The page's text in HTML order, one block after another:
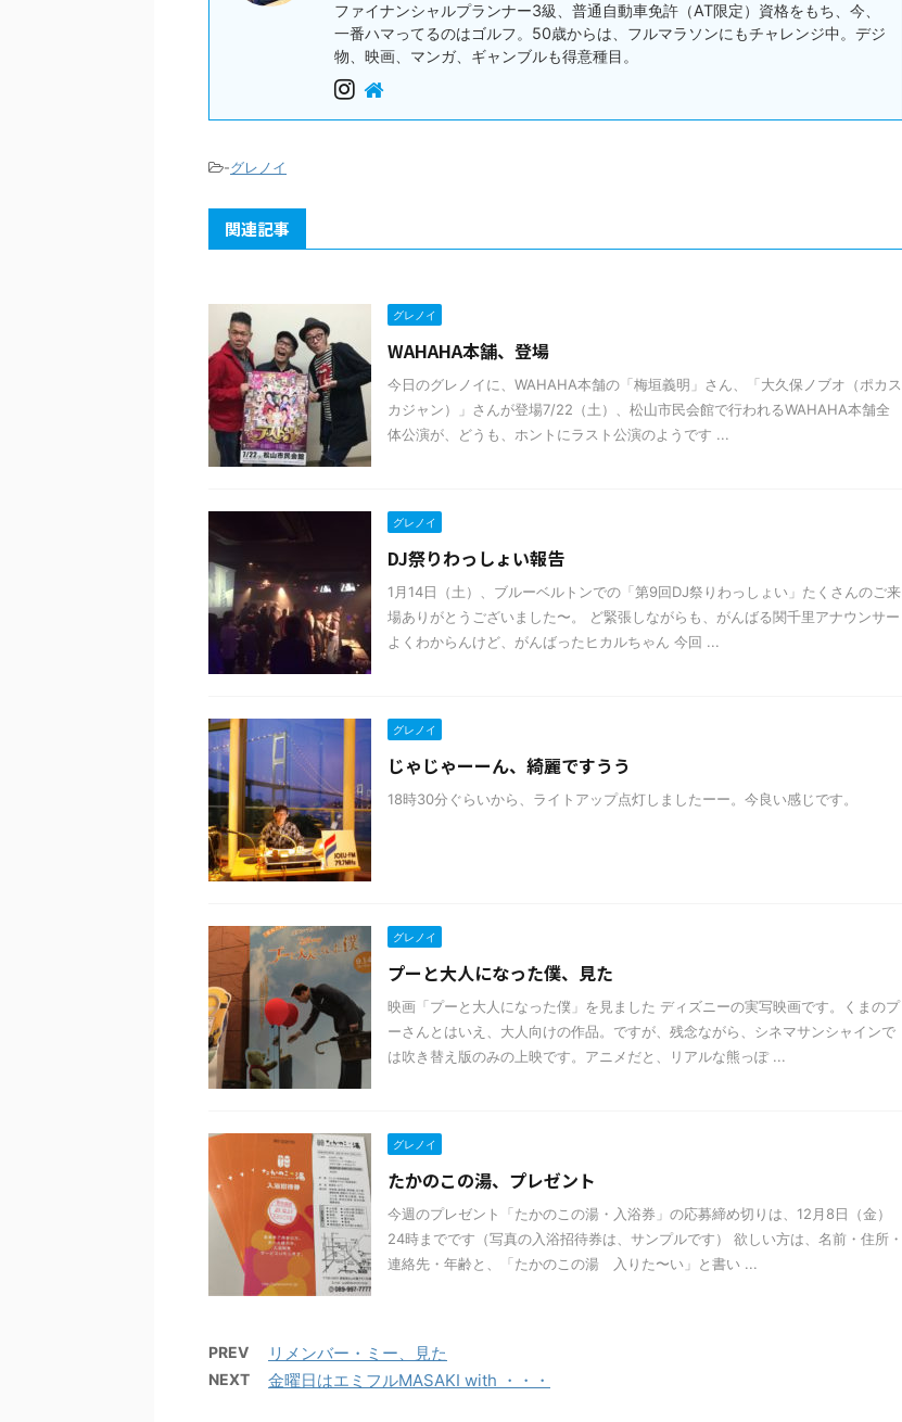
ファイナンシャルプランナー3級、普通自動車免許（AT限定）資格をもち、今、
一番ハマってるのはゴルフ。50歳からは、フルマラソンにもチャレンジ中。デジ
物、映画、マンガ、ギャンブルも得意種目。
-グレノイ
関連記事
グレノイ
WAHAHA本舗、登場
今日のグレノイに、WAHAHA本舗の「梅垣義明」さん、「大久保ノブオ（ポカス
カジャン）」さんが登場7/22（土）、松山市民会館で行われるWAHAHA本舗全
体公演が、どうも、ホントにラスト公演のようです ...
グレノイ
DJ祭りわっしょい報告
1月14日（土）、ブルーベルトンでの「第9回DJ祭りわっしょい」たくさんのご来
場ありがとうございました〜。 ど緊張しながらも、がんばる関千里アナウンサー
よくわからんけど、がんばったヒカルちゃん 今回 ...
グレノイ
じゃじゃーーん、綺麗ですうう
18時30分ぐらいから、ライトアップ点灯しましたーー。今良い感じです。
グレノイ
プーと大人になった僕、見た
映画「プーと大人になった僕」を見ました ディズニーの実写映画です。くまのプ
ーさんとはいえ、大人向けの作品。ですが、残念ながら、シネマサンシャインで
は吹き替え版のみの上映です。アニメだと、リアルな熊っぽ ...
グレノイ
たかのこの湯、プレゼント
今週のプレゼント「たかのこの湯・入浴券」の応募締め切りは、12月8日（金）
24時までです（写真の入浴招待券は、サンプルです） 欲しい方は、名前・住所・
連絡先・年齢と、「たかのこの湯 入りた〜い」と書い ...
PREV リメンバー・ミー、見た
NEXT 金曜日はエミフルMASAKI with ・・・